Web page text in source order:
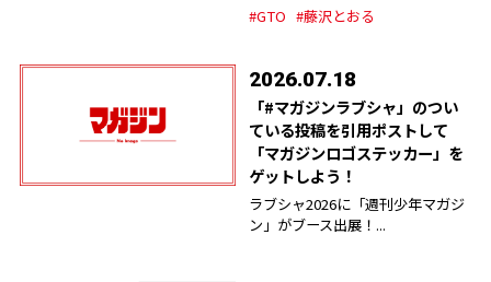
#GTO #藤沢とおる
2026.07.18
「#マガジンラブシャ」のつい
ている投稿を引用ポストして
「マガジンロゴステッカー」を
ゲットしよう！
ラブシャ2026に「週刊少年マガジ
ン」がブース出展！...